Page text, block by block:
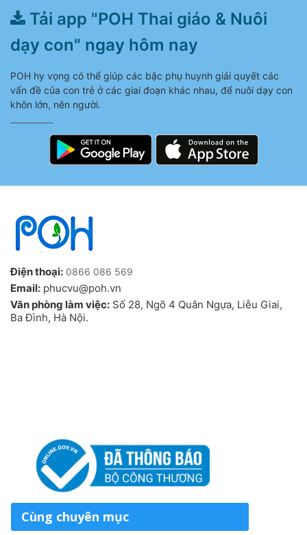
Tải app "POH Thai giáo & Nuôi
dạy con" ngay hôm nay
POH hy vọng có thể giúp các bậc phụ huynh giải quyết các
vấn đề của con trẻ ở các giai đoạn khác nhau, để nuôi dạy con
khôn lớn, nên người.
Điện thoại: 0866 086 569
Email: phucvu@poh.vn
Văn phòng làm việc: Số 28, Ngõ 4 Quân Ngựa, Liễu Giai,
Ba Đình, Hà Nội.
Cùng chuyên mục